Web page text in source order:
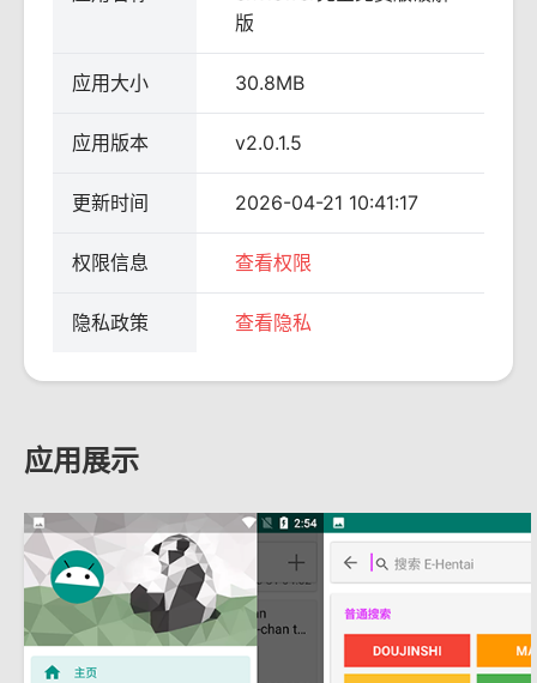
版
应用大小 30.8MB
应用版本 v2.0.1.5
更新时间 2026-04-21 10:41:17
权限信息 查看权限
隐私政策 查看隐私
应用展示